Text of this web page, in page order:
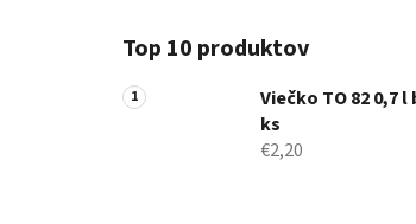
Top 10 produktov
Viečko TO 82 0,7 l
ks
€2,20